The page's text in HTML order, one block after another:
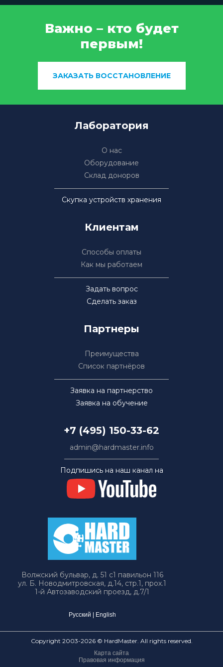
Важно – кто будет
первым!
ЗАКАЗАТЬ ВОССТАНОВЛЕНИЕ
Лаборатория
О нас
Оборудование
Склад доноров
Скупка устройств хранения
Клиентам
Способы оплаты
Как мы работаем
Задать вопрос
Сделать заказ
Партнеры
Преимущества
Список партнёров
Заявка на партнерство
Заявка на обучение
+7 (495) 150-33-62
admin@hardmaster.info
Подпишись на наш канал на
Волжский бульвар, д. 51 с1 павильон 116
ул. Б. Новодмитровская, д.14, стр.1, прох.1
1-й Автозаводский проезд, д.7/1
Русский English
Copyright 2003-2026 © HardMaster. All rights reserved.
Карта сайта
Правовая информация